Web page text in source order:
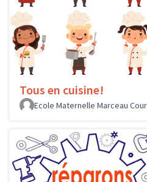
Tous en cuisine!
Ecole Maternelle Marceau